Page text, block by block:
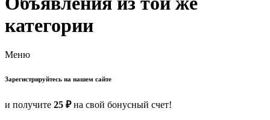
категории
Меню
Зарегистрируйтесь на нашем сайте
и получите 25 ₽на свой бонусный счет!